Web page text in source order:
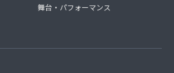
で転載・公開することは禁止です。
場合は参加の方に事前にご案内いた
舞台・パフォーマンス